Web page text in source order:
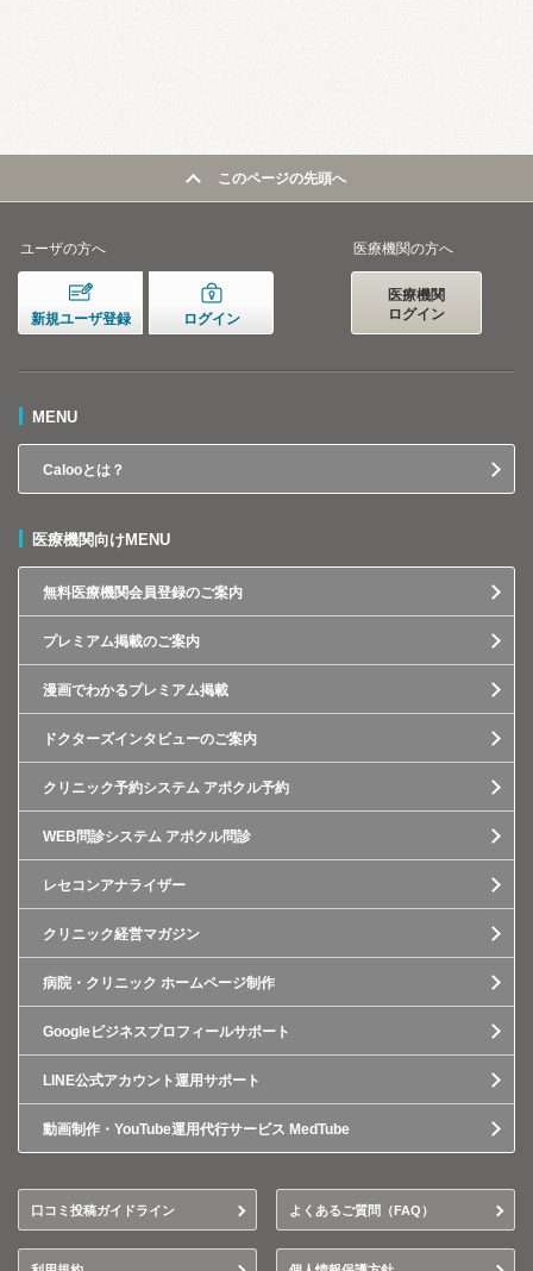
このページの先頭へ
ユーザの方へ
新規ユーザ登録 ログイン
医療機関の方へ
医療機関
ログイン
MENU
Calooとは？
医療機関向けMENU
無料医療機関会員登録のご案内
プレミアム掲載のご案内
漫画でわかるプレミアム掲載
ドクターズインタビューのご案内
クリニック予約システム アポクル予約
WEB問診システム アポクル問診
レセコンアナライザー
クリニック経営マガジン
病院・クリニック ホームページ制作
Googleビジネスプロフィールサポート
LINE公式アカウント運用サポート
動画制作・YouTube運用代行サービス MedTube
口コミ投稿ガイドライン よくあるご質問（FAQ）